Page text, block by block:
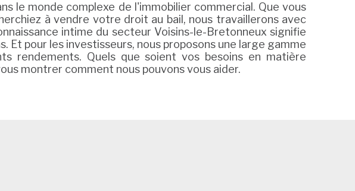
le monde complexe de l'immobilier commercial. Que vous
à vendre votre droit au bail, nous travaillerons avec
intime du secteur Voisins-le-Bretonneux signifie
Et pour les investisseurs, nous proposons une large gamme
rendements. Quels que soient vos besoins en matière
montrer comment nous pouvons vous aider.